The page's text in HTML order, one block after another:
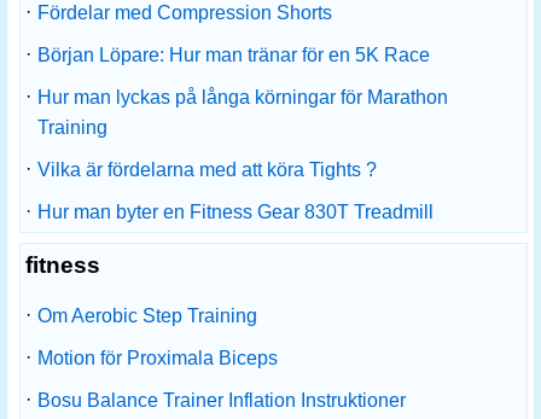
· Fördelar med Compression Shorts
· Början Löpare: Hur man tränar för en 5K Race
· Hur man lyckas på långa körningar för Marathon
Training
· Vilka är fördelarna med att köra Tights ?
· Hur man byter en Fitness Gear 830T Treadmill
fitness
· Om Aerobic Step Training
· Motion för Proximala Biceps
· Bosu Balance Trainer Inflation Instruktioner